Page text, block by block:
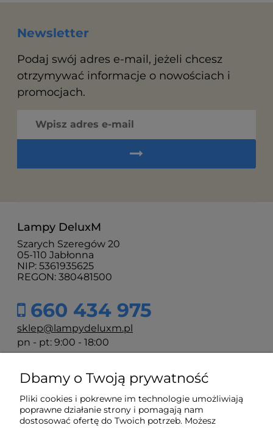
Newsletter
Podaj swój adres e-mail, jeżeli chcesz
otrzymywać informacje o nowościach i
promocjach.
Lampy DeluxM
Szarych Szeregów 20
05-110 Jabłonna
NIP: 5361935625
REGON: 380481500
660 434 975
sklep@lampydeluxm.pl
pn - pt: 9:00 - 18:00
Moje konto
Płatności i dostawa
Dbamy o Twoją prywatność
Pliki cookies i pokrewne im technologie umożliwiają
poprawne działanie strony i pomagają nam
dostosować ofertę do Twoich potrzeb. Możesz